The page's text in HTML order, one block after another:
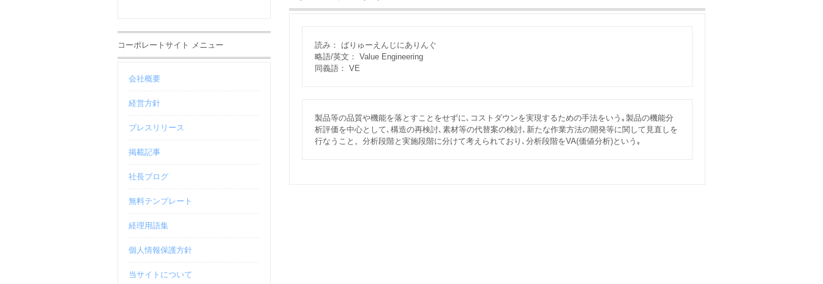
読み： ばりゅーえんじにありんぐ
略語/英文： Value Engineering
同義語： VE
製品等の品質や機能を落とすことをせずに､コストダウンを実現するための手法をいう｡製品の機能分
析評価を中心として､構造の再検討､素材等の代替案の検討､新たな作業方法の開発等に関して見直しを
行なうこと。分析段階と実施段階に分けて考えられており､分析段階をVA(価値分析)という｡
コーポレートサイト メニュー
会社概要
経営方針
プレスリリース
掲載記事
社長ブログ
無料テンプレート
経理用語集
個人情報保護方針
当サイトについて